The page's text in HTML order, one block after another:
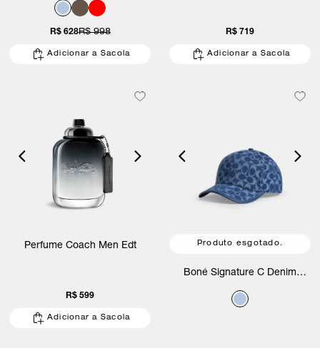
R$ 998
R$ 628
Adicionar a Sacola
R$ 719
Adicionar a Sacola
Perfume Coach Men Edt
R$ 599
Adicionar a Sacola
Produto esgotado.
Boné Signature C Denim